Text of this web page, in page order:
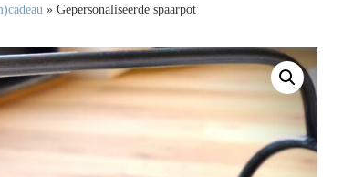
» Gepersonaliseerde spaarpot